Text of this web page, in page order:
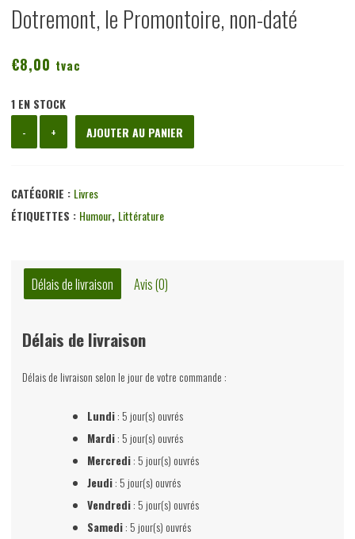
Dotremont, le Promontoire, non-daté
€8,00 tvac
1 EN STOCK
-
de
contes
drôles
anglais,
Stan
le
Promontoire,
+ AJOUTER AU PANIER
CATÉGORIE : Livres
ÉTIQUETTES : Humour, Littérature
Délais de livraison Avis (0)
Délais de livraison
Délais de livraison selon le jour de votre commande :
Lundi: 5 jour(s) ouvrés
Mardi: 5 jour(s) ouvrés
Mercredi: 5 jour(s) ouvrés
Jeudi: 5 jour(s) ouvrés
Vendredi: 5 jour(s) ouvrés
Samedi: 5 jour(s) ouvrés